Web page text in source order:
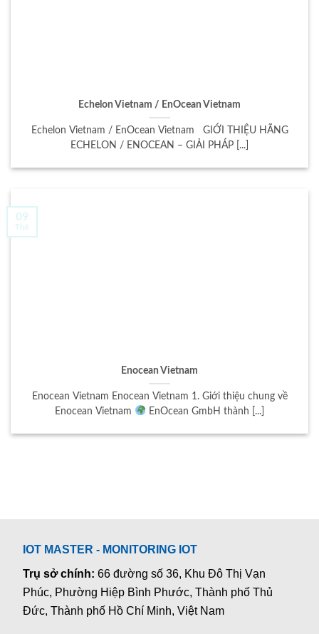
Echelon Vietnam / EnOcean Vietnam
Echelon Vietnam / EnOcean Vietnam GIỚI THIỆU HÃNG
ECHELON / ENOCEAN – GIẢI PHÁP [...]
Enocean Vietnam
Enocean Vietnam Enocean Vietnam 1. Giới thiệu chung về
Enocean Vietnam
EnOcean GmbH thành [...]
09
Th6
IOT MASTER - MONITORING IOT
Trụ sở chính:66 đường số 36, Khu Đô Thị Vạn
Phúc, Phường Hiệp Bình Phước, Thành phố Thủ
Đức, Thành phố Hồ Chí Minh, Việt Nam